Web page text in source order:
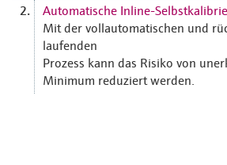
2.
Automatische Inline-
Mit der vollautomatischen und
laufenden
Prozess kann das Risiko von
Minimum reduziert werden.